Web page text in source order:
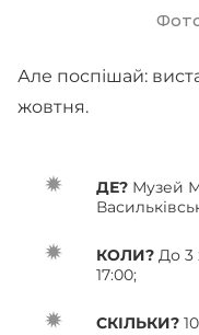
Але поспішай:
жовтня.
ДЕ? Музей
КОЛИ? До 3
17:00;
СКІЛЬКИ?